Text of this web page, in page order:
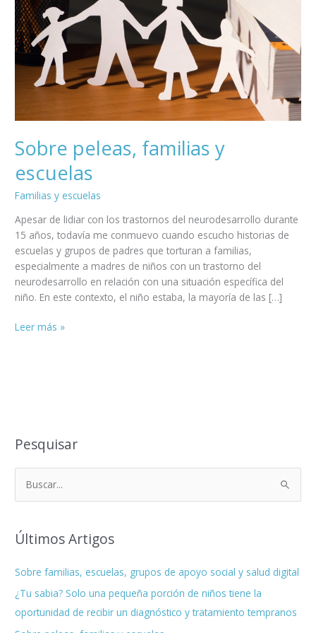
Sobre peleas, familias y
escuelas
Familias y escuelas
Apesar de lidiar con los trastornos del neurodesarrollo durante
15 años, todavía me conmuevo cuando escucho historias de
escuelas y grupos de padres que torturan a familias,
especialmente a madres de niños con un trastorno del
neurodesarrollo en relación con una situación específica del
niño. En este contexto, el niño estaba, la mayoría de las […]
Leer más »
Pesquisar
u
c
p
o
Últimos Artigos
Sobre familias, escuelas, grupos de apoyo social y salud digital
¿Tu sabia? Solo una pequeña porción de niños tiene la
oportunidad de recibir un diagnóstico y tratamiento tempranos